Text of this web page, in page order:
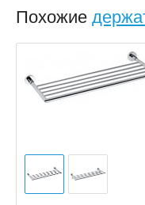
Похожие